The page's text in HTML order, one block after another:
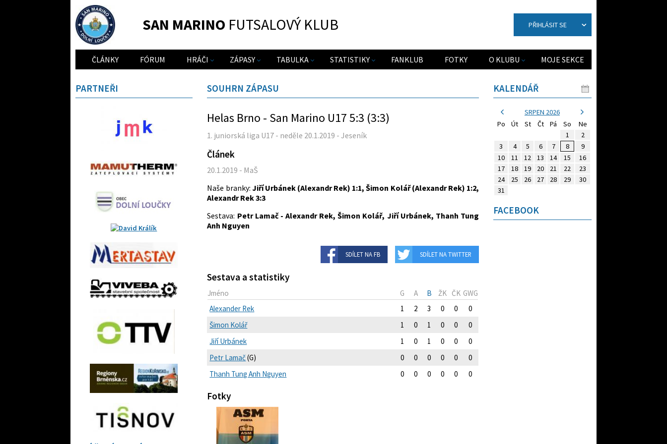
SAN MARINO FUTSALOVÝ KLUB PŘIHLÁSIT SE
ČLÁNKY FÓRUM HRÁČI ZÁPASY TABULKA STATISTIKY FANKLUB FOTKY O KLUBU MOJE SEKCE
SOUHRN ZÁPASU
Helas Brno - San Marino U17 5:3 (3:3)
1. juniorská liga U17 - neděle 20.1.2019 - Jeseník
Článek
20.1.2019 - MaŠ
Naše branky: Jiří Urbánek (Alexandr Rek) 1:1, Šimon Kolář (Alexandr Rek) 1:2,
Alexandr Rek 3:3
Sestava: Petr Lamač - Alexandr Rek, Šimon Kolář, Jiří Urbánek, Thanh Tung
Anh Nguyen
SDÍLET NA FB SDÍLET NA TWITTER
Sestava a statistiky
Jméno G A B ŽK ČK GWG
Alexander Rek
1 2 3 0 0
0
Šimon Kolář
1 0 1 0 0
0
Jiří Urbánek
1 0 1 0 0
0
Petr Lamač(G) 0 0 0 0 0
0
Thanh Tung Anh Nguyen
0 0 0 0 0 0
Fotky
PARTNEŘI KALENDÁŘ
SRPEN 2026
Po
Út St Čt Pá So
Ne
1
2
3
4 5 6 7 8
9
10
11 12 13 14 15
16
17
18 19 20 21 22
23
24
25 26 27 28 29
30
31
FACEBOOK